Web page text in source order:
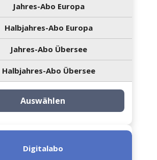
Jahres-Abo Europa
Halbjahres-Abo Europa
Jahres-Abo Übersee
Halbjahres-Abo Übersee
Auswählen
Digitalabo